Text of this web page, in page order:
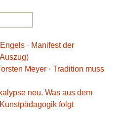
· Manifest der
Meyer · Tradition muss
neu. Was aus dem
folgt